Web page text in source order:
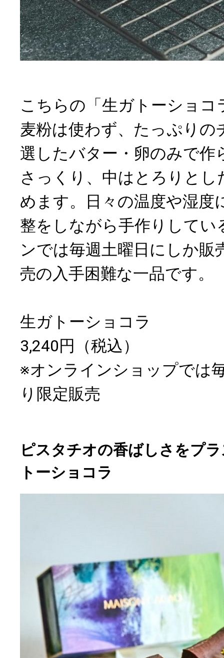
こちらの「生ガトーショコ
麦粉は使わず、たっぷりの
選したバター・卵のみで作
さっくり、中はとろりとし
めます。日々の温度や湿度
整をしながら手作りしてい
ンでは毎週土曜日にしか販
売の入手困難な一品です。
生ガトーショコラ
3,240円（税込）
※オンラインショップでは
り限定販売
ピスタチオの香ばしさをプ
トーショコラ